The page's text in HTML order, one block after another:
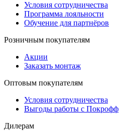
Условия сотрудничества
Программа лояльности
Обучение для партнёров
Розничным покупателям
Акции
Заказать монтаж
Оптовым покупателям
Условия сотрудничества
Выгоды работы с Покрофф
Дилерам